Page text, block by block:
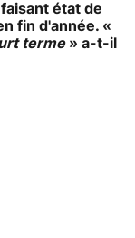
état de
fin d'année. «
terme» a-t-il